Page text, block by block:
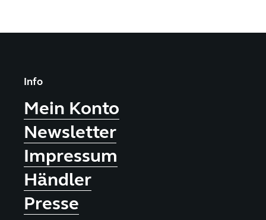
Info
Mein Konto
Newsletter
Impressum
Händler
Presse